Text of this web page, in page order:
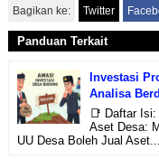
Bagikan ke: Twitter
Panduan Terkait
Investasi
Analisa
📑 Daftar
Aset Desa:
UU Desa Boleh Jual Aset...